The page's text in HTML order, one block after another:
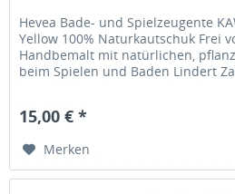
Hevea Bade- und Spielzeugente
Yellow 100% Naturkautschuk Frei
Handbemalt mit natürlichen,
beim Spielen und Baden Lindert
15,00 € *
Merken